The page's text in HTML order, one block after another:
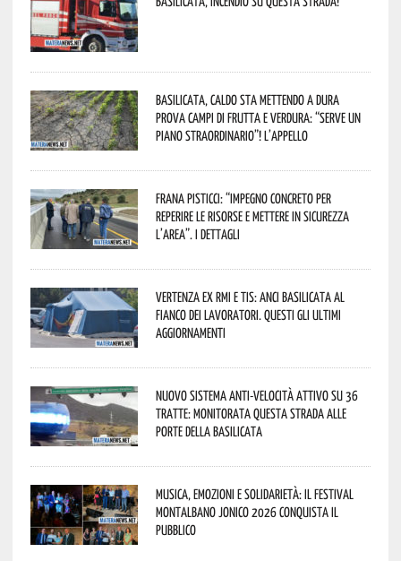
Basilicata, caldo sta mettendo a dura
prova campi di frutta e verdura: “Serve un
piano straordinario”! L’appello
Frana Pisticci: “Impegno concreto per
reperire le risorse e mettere in sicurezza
l’area”. I dettagli
Vertenza ex RMI e TIS: ANCI Basilicata al
fianco dei lavoratori. Questi gli ultimi
aggiornamenti
Nuovo sistema anti-velocità attivo su 36
tratte: monitorata questa strada alle
porte della Basilicata
Musica, emozioni e solidarietà: il Festival
Montalbano Jonico 2026 conquista il
pubblico